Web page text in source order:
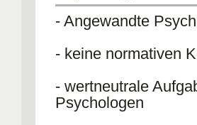
- Angewandte
- keine normativen
- wertneutrale
Psychologen